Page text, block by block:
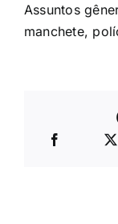
Assuntos
manchete,